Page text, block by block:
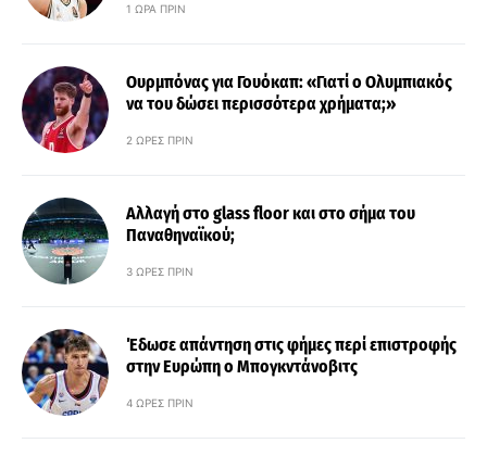
1 ΏΡΑ ΠΡΙΝ
Ουρμπόνας για Γουόκαπ: «Γιατί ο Ολυμπιακός
να του δώσει περισσότερα χρήματα;»
2 ΏΡΕΣ ΠΡΙΝ
Αλλαγή στο glass floor και στο σήμα του
Παναθηναϊκού;
3 ΏΡΕΣ ΠΡΙΝ
Έδωσε απάντηση στις φήμες περί επιστροφής
στην Ευρώπη ο Μπογκντάνοβιτς
4 ΏΡΕΣ ΠΡΙΝ